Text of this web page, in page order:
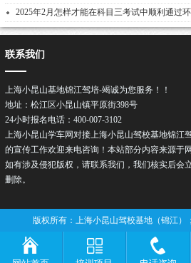
2025年2月怎样才能在科目三考试中顺利通过
联系我们
上海小昆山基地锦江驾培-竭诚为您服务！！
地址：松江区小昆山镇平原街398号
24小时报名电话：400-007-3102
上海小昆山学车网对接上海小昆山驾校基地锦江
的宣传工作欢迎来电咨询！本站部分内容来源于
如有涉及侵犯版权，请联系我们，我们核实后会
删除。
版权所有：上海小昆山驾校基地（锦江）